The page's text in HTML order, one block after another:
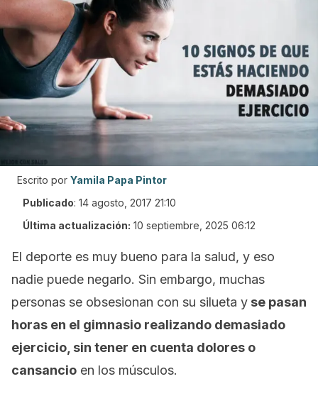
Escrito por Yamila Papa Pintor
Publicado: 14 agosto, 2017 21:10
Última actualización: 10 septiembre, 2025 06:12
El deporte es muy bueno para la salud, y eso
nadie puede negarlo. Sin embargo, muchas
personas se obsesionan con su silueta y se pasan
horas en el gimnasio realizando demasiado
ejercicio, sin tener en cuenta dolores o
cansancio en los músculos.